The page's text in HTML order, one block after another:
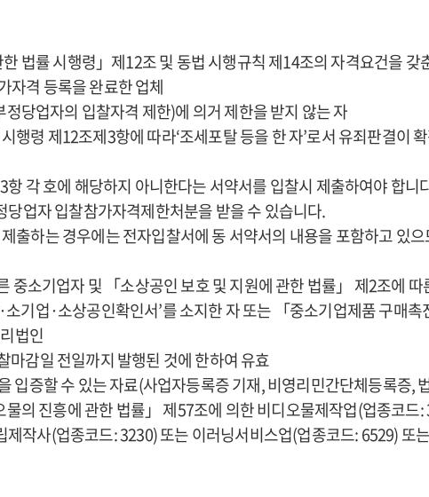
법률 시행령」제12조 및 동법 시행규칙 제14조의 자격요건을 갖
격 등록을 완료한 업체
당업자의 입찰자격 제한)에 의거 제한을 받지 않는 자
행령 제12조제3항에 따라‘조세포탈 등을 한 자’로서 유죄판결이
각 호에 해당하지 아니한다는 서약서를 입찰시 제출하여야 합
업자 입찰참가자격제한처분을 받을 수 있습니다.
출하는 경우에는 전자입찰서에 동 서약서의 내용을 포함하고 있
중소기업자 및 「소상공인 보호 및 지원에 관한 법률」 제2조에
기업·소상공인확인서’를 소지한 자 또는 「중소기업제품 구매
법인
감일 전일까지 발행된 것에 한하여 유효
입증할 수 있는 자료(사업자등록증 기재, 비영리민간단체등록증,
의 진흥에 관한 법률」 제57조에 의한 비디오물제작업(업종코
작사(업종코드: 3230) 또는 이러닝서비스업(업종코드: 6529) 또